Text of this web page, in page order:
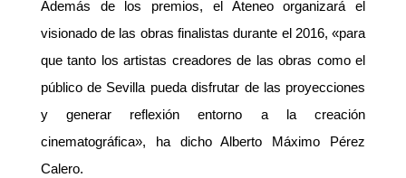
Además de los premios, el Ateneo organizará el
visionado de las obras finalistas durante el 2016, «para
que tanto los artistas creadores de las obras como el
público de Sevilla pueda disfrutar de las proyecciones
y generar reflexión entorno a la creación
cinematográfica», ha dicho Alberto Máximo Pérez
Calero.